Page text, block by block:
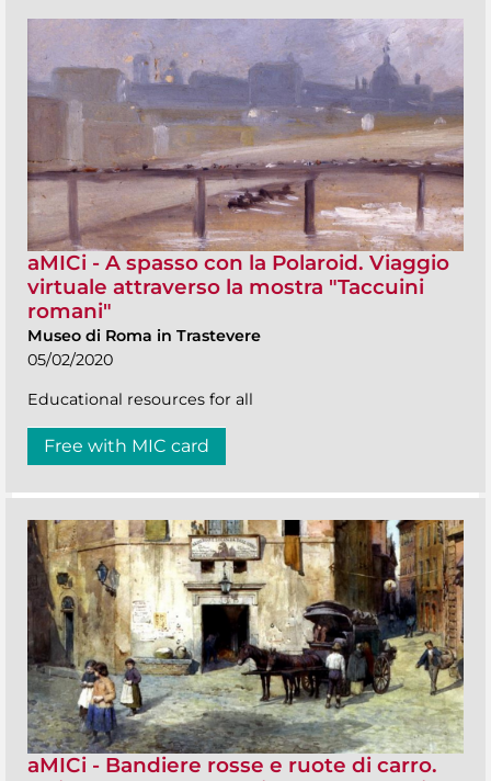
aMICi - A spasso con la Polaroid. Viaggio
virtuale attraverso la mostra "Taccuini
romani"
Museo di Roma in Trastevere
05/02/2020
Educational resources for all
Free with MIC card
aMICi - Bandiere rosse e ruote di carro.